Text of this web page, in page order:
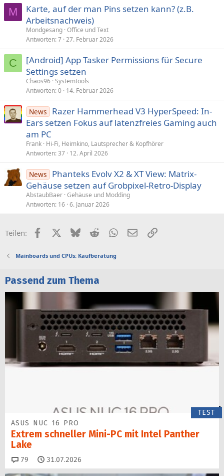
M
Karte, auf der man Pins setzen kann? (z.B.
Arbeitsnachweis)
Mondgesang Office und Text
Antworten 7 27. Februar 2026
C
[Android] App Tasker Permissions für Secure
Settings setzen
Chaos96 Systemtools
Antworten 0 14. Februar 2026
News
Razer Hammerhead V3 HyperSpeed: In-
Ears setzen Fokus auf latenzfreies Gaming auch
am PC
Frank Hi-Fi, Heimkino, Lautsprecher & Kopfhörer
Antworten 37 12. April 2026
News
Phanteks Evolv X2 & XT View: Matrix-
Gehäuse setzen auf Grobpixel-Retro-Display
AbstaubBaer Gehäuse und Modding
Antworten 16 6. Januar 2026
Teilen: FacebookX (Twitter)
BlueskyRedditWhatsApp
E-MailLink
Mainboards und CPUs: Kaufberatung
Passend zum Thema
TEST
ASUS NUC 16 PRO
Extrem schneller Mini-PC mit Intel Panther
Lake
79 Kommentare
31.07.2026